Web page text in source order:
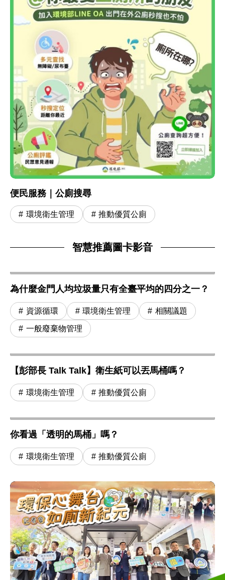
便民服務｜公廁搜尋
環境衛生管理 推動優質公廁
智慧推薦圖卡影音
為什麼金門人均垃圾量只有全臺平均的四分之一？
資源循環 環境衛生管理 相關議題
一般廢棄物管理
【彭部長 Talk Talk】衛生紙可以丟馬桶嗎？
環境衛生管理 推動優質公廁
你看過「透明的馬桶」嗎？
環境衛生管理 推動優質公廁